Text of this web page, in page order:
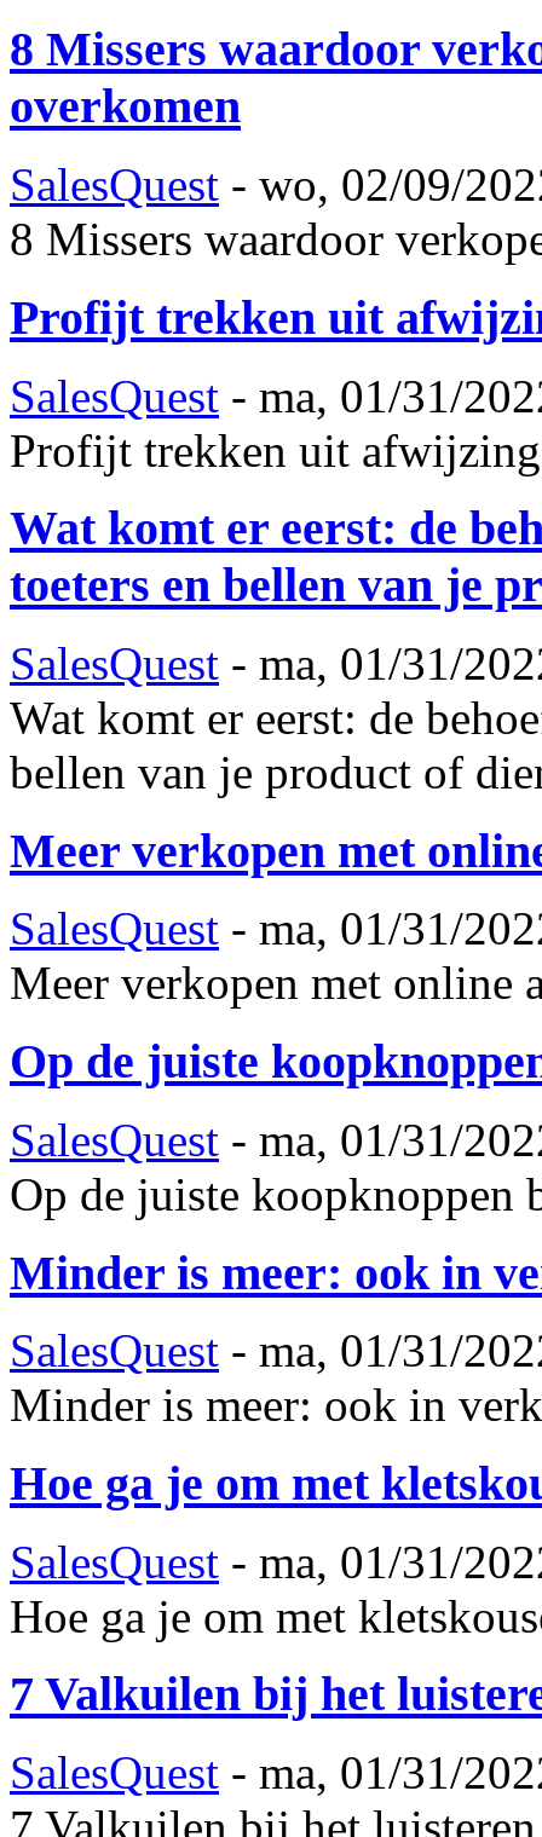
8 Missers waardoor
overkomen
SalesQuest - wo, 02/09/
8 Missers waardoor
Profijt trekken uit
SalesQuest - ma, 01/31/
Profijt trekken uit
Wat komt er eerst: de
toeters en bellen van je
SalesQuest - ma, 01/31/
Wat komt er eerst: de
bellen van je product of
Meer verkopen met
SalesQuest - ma, 01/31/
Meer verkopen met online
Op de juiste
SalesQuest - ma, 01/31/
Op de juiste koopknoppen
Minder is meer: ook in
SalesQuest - ma, 01/31/
Minder is meer: ook in
Hoe ga je om met
SalesQuest - ma, 01/31/
Hoe ga je om met
7 Valkuilen bij het
SalesQuest - ma, 01/31/